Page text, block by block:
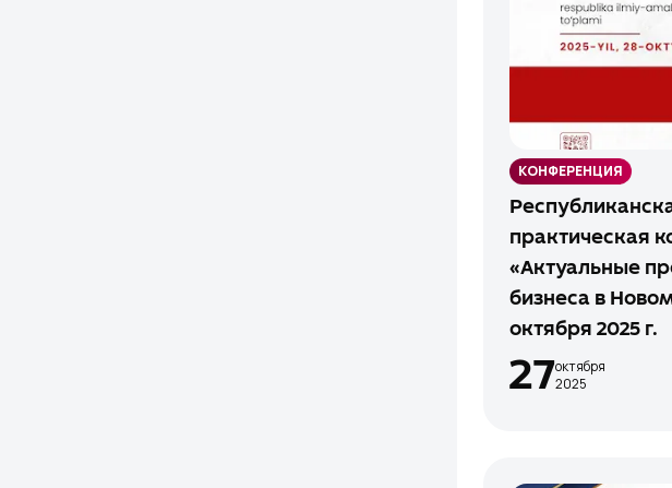
КОНФЕРЕНЦИЯ
практическая
«Актуальные
бизнеса в
октября 2025 г.
27октября
2025